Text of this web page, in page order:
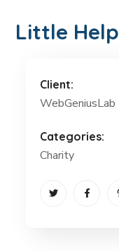
Little Help
Client:
WebGeniusLab
Categories:
Charity